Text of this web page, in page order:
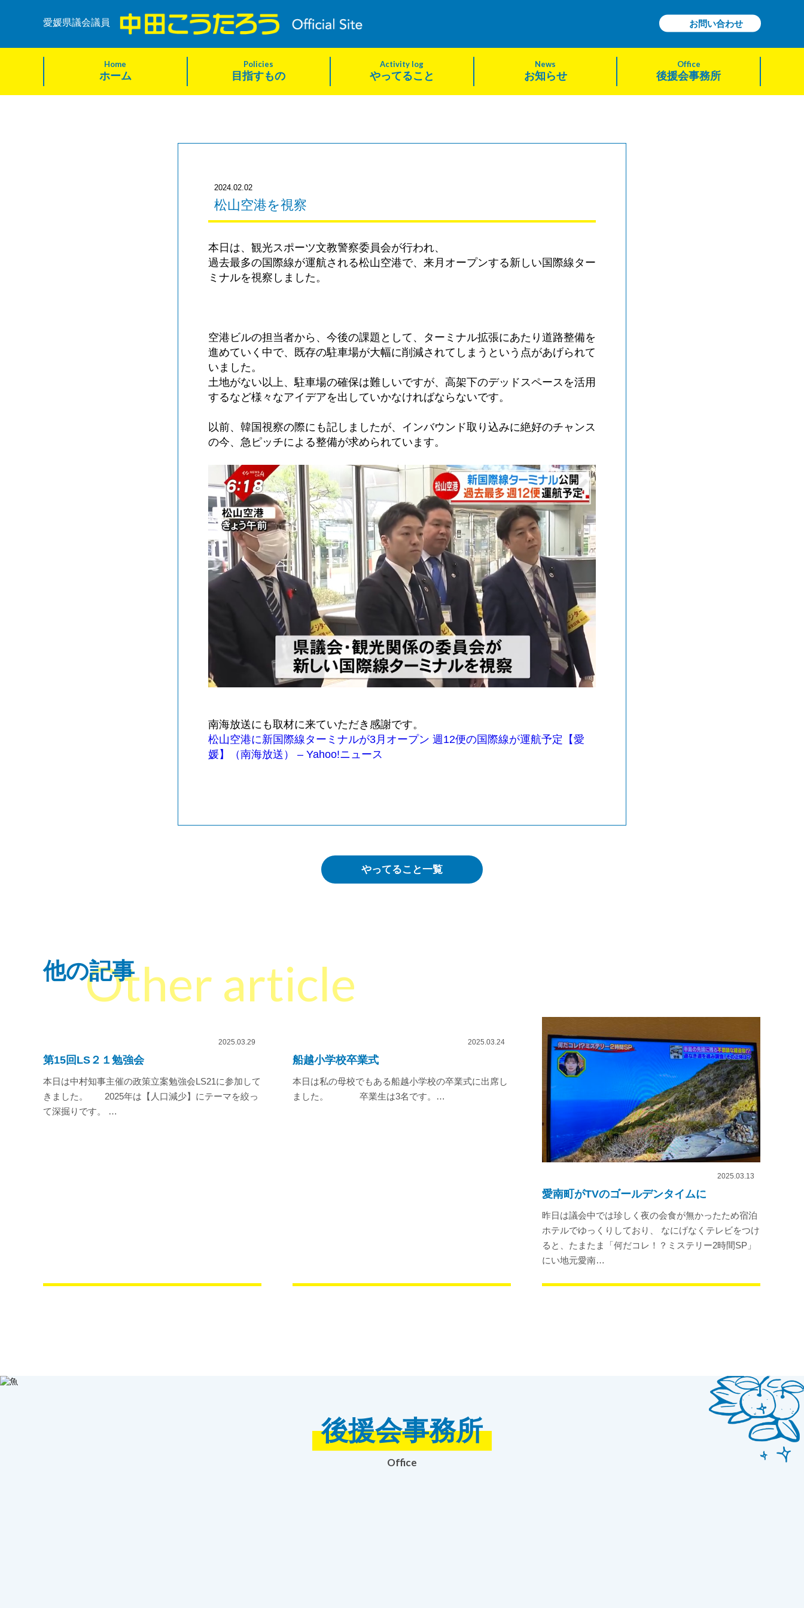
愛媛県議会議員 お問い合わせ
Home
ホーム
Policies
目指すもの
Activity log
やってること
News
お知らせ
Office
後援会事務所
2024.02.02
松山空港を視察
本日は、観光スポーツ文教警察委員会が行われ、
過去最多の国際線が運航される松山空港で、来月オープンする新しい国際線ター
ミナルを視察しました。
空港ビルの担当者から、今後の課題として、ターミナル拡張にあたり道路整備を
進めていく中で、既存の駐車場が大幅に削減されてしまうという点があげられて
いました。
土地がない以上、駐車場の確保は難しいですが、高架下のデッドスペースを活用
するなど様々なアイデアを出していかなければならないです。
以前、韓国視察の際にも記しましたが、インバウンド取り込みに絶好のチャンス
の今、急ピッチによる整備が求められています。
南海放送にも取材に来ていただき感謝です。
松山空港に新国際線ターミナルが3月オープン 週12便の国際線が運航予定【愛
媛】（南海放送） – Yahoo!ニュース
やってること一覧
他の記事
Other article
2025.03.29
第15回LS２１勉強会
本日は中村知事主催の政策立案勉強会LS21に参加して
きました。 2025年は【人口減少】にテーマを絞っ
て深掘りです。 …
2025.03.24
船越小学校卒業式
本日は私の母校でもある船越小学校の卒業式に出席し
ました。 卒業生は3名です。…
2025.03.13
愛南町がTVのゴールデンタイムに
昨日は議会中では珍しく夜の会食が無かったため宿泊
ホテルでゆっくりしており、 なにげなくテレビをつけ
ると、たまたま「何だコレ！？ミステリー2時間SP」
にい地元愛南…
後援会事務所
Office